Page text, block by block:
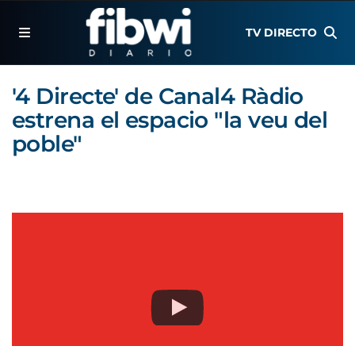
TV DIRECTO
'4 Directe' de Canal4 Ràdio
estrena el espacio "la veu del
poble"